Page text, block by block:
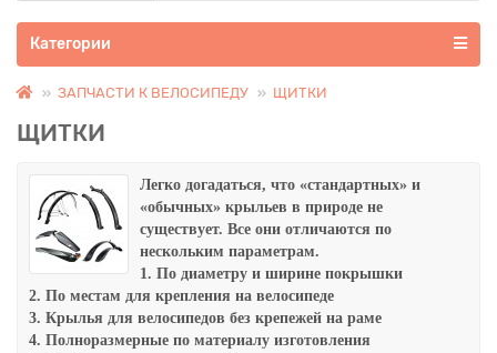
Категории
ЗАПЧАСТИ К ВЕЛОСИПЕДУ ЩИТКИ
ЩИТКИ
Легко догадаться, что «стандартных» и
«обычных» крыльев в природе не
существует. Все они отличаются по
нескольким параметрам.
1. По диаметру и ширине покрышки
2. По местам для крепления на велосипеде
3. Крылья для велосипедов без крепежей на раме
4. Полноразмерные по материалу изготовления